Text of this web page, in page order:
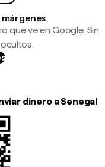
márgenes
que ve en Google. Sin
dinero a Senegal